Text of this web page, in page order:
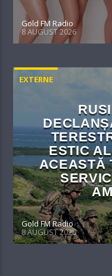
Gold FM Radio
8 AUGUST 2026
EXTERNE
ESTIC
ACEASTĂ
Gold FM Radio
8 AUGUST 2026